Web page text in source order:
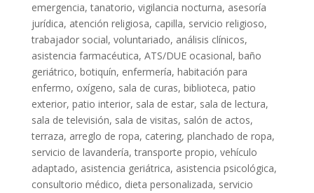
emergencia, tanatorio, vigilancia nocturna, asesoría
jurídica, atención religiosa, capilla, servicio religioso,
trabajador social, voluntariado, análisis clínicos,
asistencia farmacéutica, ATS/DUE ocasional, baño
geriátrico, botiquín, enfermería, habitación para
enfermo, oxígeno, sala de curas, biblioteca, patio
exterior, patio interior, sala de estar, sala de lectura,
sala de televisión, sala de visitas, salón de actos,
terraza, arreglo de ropa, catering, planchado de ropa,
servicio de lavandería, transporte propio, vehículo
adaptado, asistencia geriátrica, asistencia psicológica,
consultorio médico, dieta personalizada, servicio